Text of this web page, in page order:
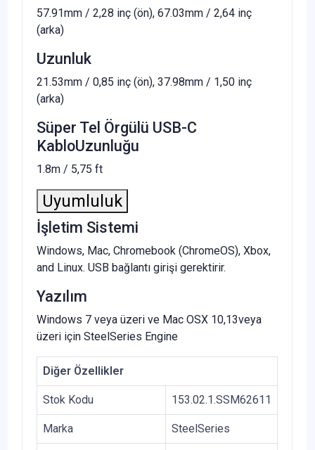
57.91mm / 2,28 inç (ön), 67.03mm / 2,64 inç
(arka)
Uzunluk
21.53mm / 0,85 inç (ön), 37.98mm / 1,50 inç
(arka)
Süper Tel Örgülü USB-C
KabloUzunluğu
1.8m / 5,75 ft
Uyumluluk
İşletim Sistemi
Windows, Mac, Chromebook (ChromeOS), Xbox,
and Linux. USB bağlantı girişi gerektirir.
Yazılım
Windows 7 veya üzeri ve Mac OSX 10,13veya
üzeri için SteelSeries Engine
Diğer Özellikler
Stok Kodu 153.02.1.SSM62611
Marka SteelSeries